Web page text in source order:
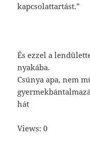
kapcsolattartást.”
És ezzel a
nyakába.
Csúnya apa, nem
hát
Views: 0